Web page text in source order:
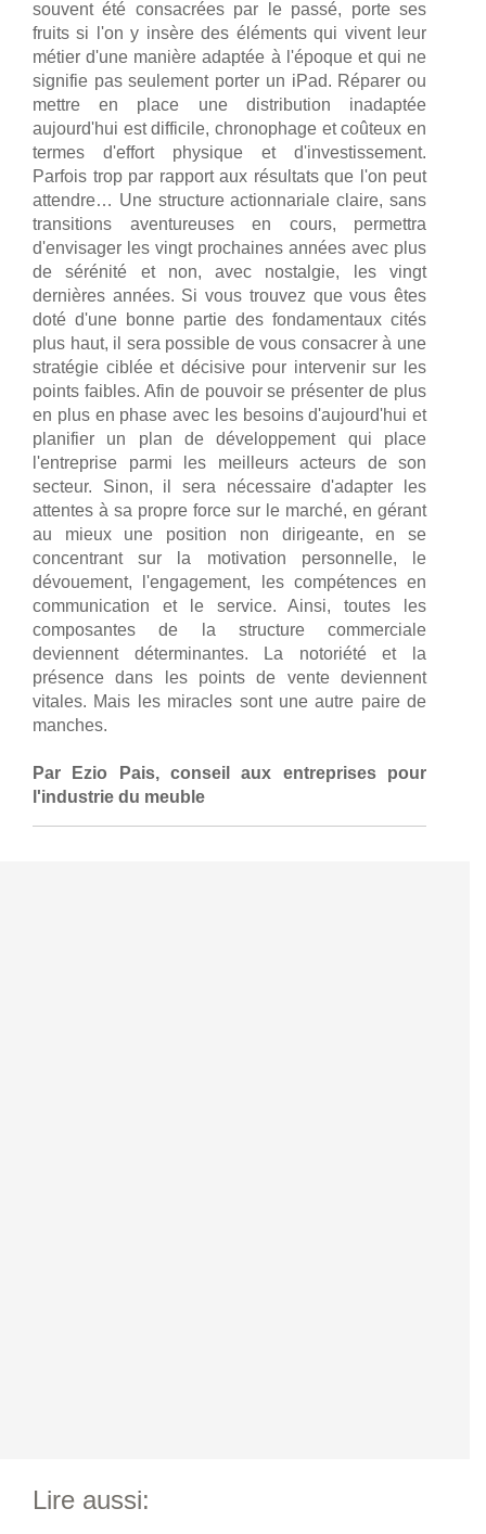
souvent été consacrées par le passé, porte ses
fruits si l'on y insère des éléments qui vivent leur
métier d'une manière adaptée à l'époque et qui ne
signifie pas seulement porter un iPad. Réparer ou
mettre en place une distribution inadaptée
aujourd'hui est difficile, chronophage et coûteux en
termes d'effort physique et d'investissement.
Parfois trop par rapport aux résultats que l'on peut
attendre… Une structure actionnariale claire, sans
transitions aventureuses en cours, permettra
d'envisager les vingt prochaines années avec plus
de sérénité et non, avec nostalgie, les vingt
dernières années. Si vous trouvez que vous êtes
doté d'une bonne partie des fondamentaux cités
plus haut, il sera possible de vous consacrer à une
stratégie ciblée et décisive pour intervenir sur les
points faibles. Afin de pouvoir se présenter de plus
en plus en phase avec les besoins d'aujourd'hui et
planifier un plan de développement qui place
l'entreprise parmi les meilleurs acteurs de son
secteur. Sinon, il sera nécessaire d'adapter les
attentes à sa propre force sur le marché, en gérant
au mieux une position non dirigeante, en se
concentrant sur la motivation personnelle, le
dévouement, l'engagement, les compétences en
communication et le service. Ainsi, toutes les
composantes de la structure commerciale
deviennent déterminantes. La notoriété et la
présence dans les points de vente deviennent
vitales. Mais les miracles sont une autre paire de
manches.
Par Ezio Pais, conseil aux entreprises pour
l'industrie du meuble
Lire aussi: